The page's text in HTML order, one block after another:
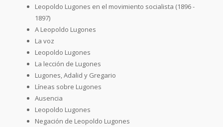
Leopoldo Lugones en el movimiento socialista (1896 -
1897)
A Leopoldo Lugones
La voz
Leopoldo Lugones
La lección de Lugones
Lugones, Adalid y Gregario
Líneas sobre Lugones
Ausencia
Leopoldo Lugones
Negación de Leopoldo Lugones